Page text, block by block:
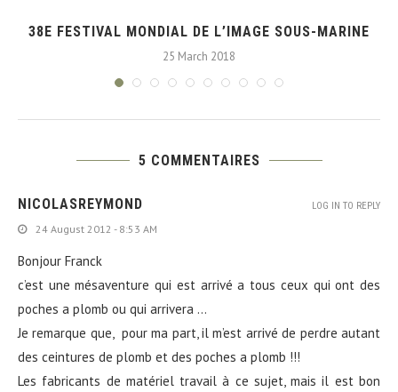
38E FESTIVAL MONDIAL DE L’IMAGE SOUS-MARINE
25 March 2018
5 COMMENTAIRES
NICOLASREYMOND
24 August 2012 - 8:53 AM
Bonjour Franck
c’est une mésaventure qui est arrivé a tous ceux qui ont des
poches a plomb ou qui arrivera …
Je remarque que, pour ma part, il m’est arrivé de perdre autant
des ceintures de plomb et des poches a plomb !!!
Les fabricants de matériel travail à ce sujet, mais il est bon
LOG IN TO REPLY